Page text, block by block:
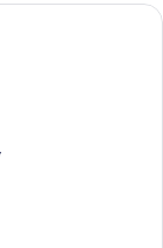
amelyben egy